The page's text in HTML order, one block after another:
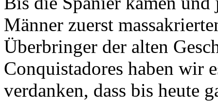
Männer zuerst
Überbringer der alten
Conquistadoreshaben wir
verdanken, dass bis heute
Kulturen Süd- und